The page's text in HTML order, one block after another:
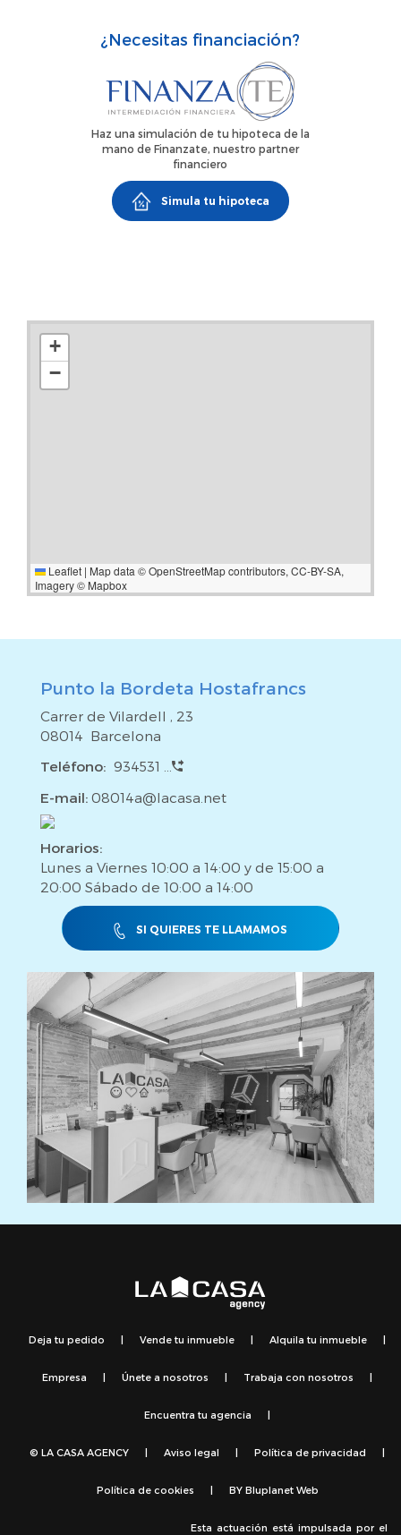
¿Necesitas financiación?
Haz una simulación de tu hipoteca de la
mano de Finanzate, nuestro partner
financiero
Simula tu hipoteca
+
−
Leaflet | Map data ©OpenStreetMapcontributors, CC-BY-SA,
Imagery © Mapbox
Punto la Bordeta Hostafrancs
Carrer de Vilardell , 23
08014 Barcelona
Teléfono: 934531 ...
E-mail: 08014a@lacasa.net
Horarios:
Lunes a Viernes 10:00 a 14:00 y de 15:00 a
20:00 Sábado de 10:00 a 14:00
SI QUIERES TE LLAMAMOS
Deja tu pedido | Vende tu inmueble | Alquila tu inmueble |
Empresa | Únete a nosotros | Trabaja con nosotros |
Encuentra tu agencia |
© LA CASA AGENCY | Aviso legal | Política de privacidad |
Política de cookies | BY Bluplanet Web
Esta actuación está impulsada por el